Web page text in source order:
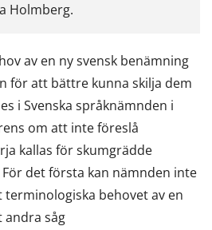
Holmberg.
av en ny svensk benämning
för att bättre kunna skilja dem
i Svenska språknämnden i
om att inte föreslå
kallas för skumgrädde
det första kan nämnden inte
behovet av en
andra såg